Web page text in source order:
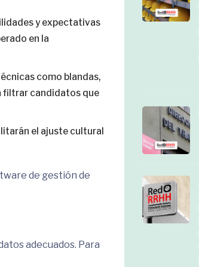
y expectativas
en la
como blandas,
filtrar candidatos que
el ajuste cultural
de gestión de
adecuados. Para